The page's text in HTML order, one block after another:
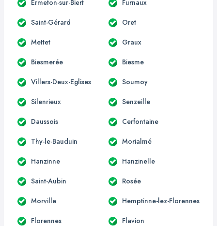
Ermeton-sur-Biert Furnaux
Saint-Gérard Oret
Mettet Graux
Biesmerée Biesme
Villers-Deux-Eglises Soumoy
Silenrieux Senzeille
Daussois Cerfontaine
Thy-le-Bauduin Morialmé
Hanzinne Hanzinelle
Saint-Aubin Rosée
Morville Hemptinne-lez-Florennes
Florennes Flavion